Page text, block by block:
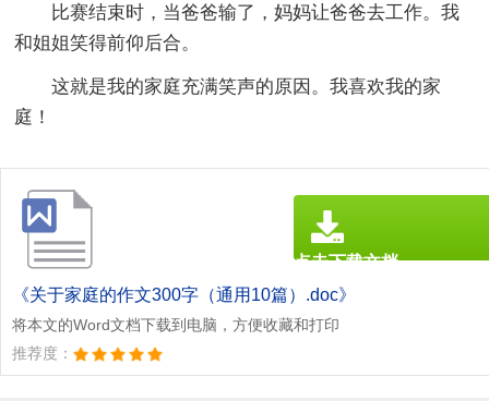
比赛结束时，当爸爸输了，妈妈让爸爸去工作。我
和姐姐笑得前仰后合。
这就是我的家庭充满笑声的原因。我喜欢我的家
庭！
《关于家庭的作文300字（通用10篇）.doc》
将本文的Word文档下载到电脑，方便收藏和打印
推荐度：
点击下载文档
文档为doc格式